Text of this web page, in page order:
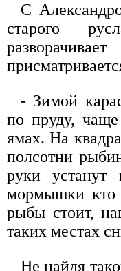
С
старого
- Зимой
по пруду,
ямах. На
полсотни
руки устанут
мормышки кто
рыбы стоит,
таких местах
Не найдя